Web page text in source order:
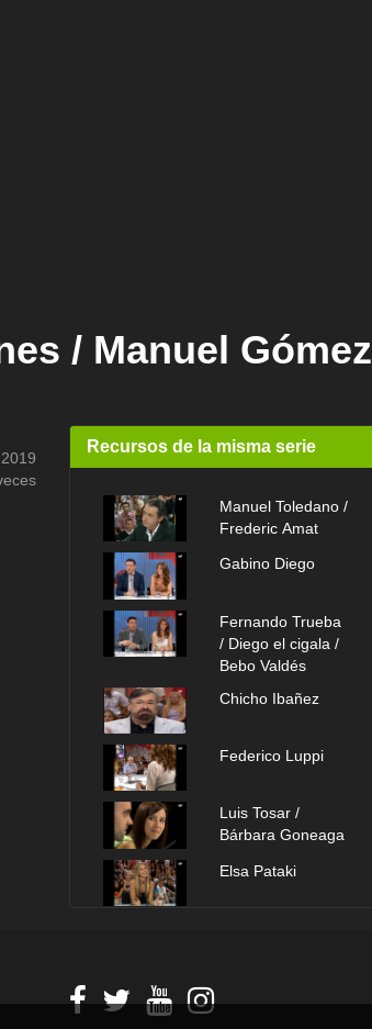
/ Manuel Gómez
Recursos de la misma serie
Manuel Toledano /
Frederic Amat
Gabino Diego
Fernando Trueba
/ Diego el cigala /
Bebo Valdés
Chicho Ibañez
Federico Luppi
Luis Tosar /
Bárbara Goneaga
Elsa Pataki